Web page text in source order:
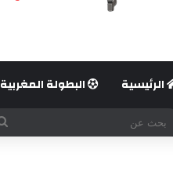
الرئيسية البطولة المغربية